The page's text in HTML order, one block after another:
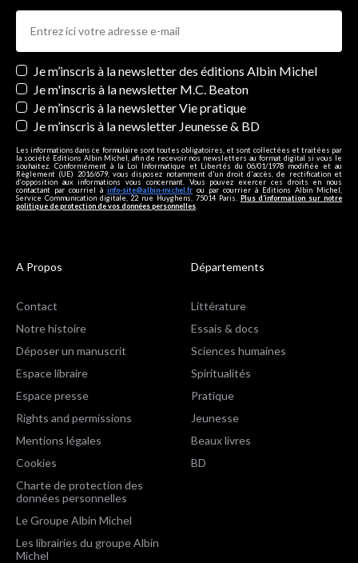
Newsletters
Je m’inscris à la newsletter des éditions Albin Michel
Je m'inscris à la newsletter M.C. Beaton
Je m’inscris à la newsletter Vie pratique
Je m’inscris à la newsletter Jeunesse & BD
Les informations dans ce formulaire sont toutes obligatoires, et sont collectées et traitées par
la société Editions Albin Michel, afin de recevoir nos newsletters au format digital si vous le
souhaitez. Conformément à la Loi Informatique et Libertés du 06/01/1978 modifiée et au
Règlement (UE) 2016/679, vous disposez notamment d'un droit d'accès, de rectification et
d’opposition aux informations vous concernant. Vous pouvez exercer ces droits en nous
contactant par courriel à info-site@albin-michel.fr ou par courrier à Editions Albin Michel,
Service Communication digitale, 22 rue Huyghens, 75014 Paris. Plus d’information sur notre
politique de protection de vos données personnelles
A Propos
Contact
Notre histoire
Déposer un manuscrit
Espace libraire
Espace presse
Rights and permissions
Mentions légales
Cookies
Charte de protection des
données personnelles
Le Groupe Albin Michel
Les librairies du groupe Albin
Michel
Départements
Littérature
Essais & docs
Sciences humaines
Spiritualités
Pratique
Jeunesse
Beaux livres
BD